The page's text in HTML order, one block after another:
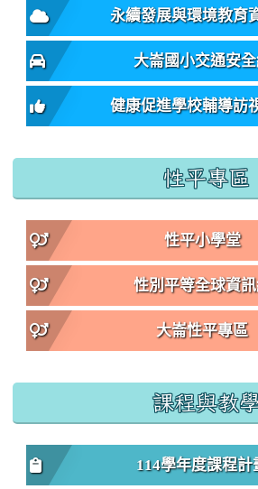
永續發展與環境教育
大崙國小交通安全
健康促進學校輔導訪
性平專區
性平小學堂
性別平等全球資訊
大崙性平專區
課程與教
114學年度課程計